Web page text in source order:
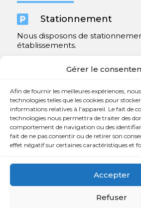
Gérer le
Afin de fournir les meilleures expériences,
technologies telles que les cookies pour
informations relatives à l'appareil. Le fait de
technologies nous permettra de traiter des
comportement de navigation ou des
fait de ne pas consentir ou de retirer son
effet négatif sur certaines caractéristiques et
Accepter
Refuser
 Stationnement
Nous disposons de
établissements.
Contact
 450 654-3342

765, rue Notre-Dame